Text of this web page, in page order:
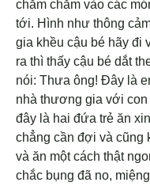
chăm chăm vào các
tới. Hình như thông
gia khều cậu bé hãy đi
ra thì thấy cậu bé dắt
nói: Thưa ông! Đây là
nhà thương gia với con
đây là hai đứa trẻ ăn
chẳng cần đợi và cũng
và ăn một cách thật
chắc bụng đã no,